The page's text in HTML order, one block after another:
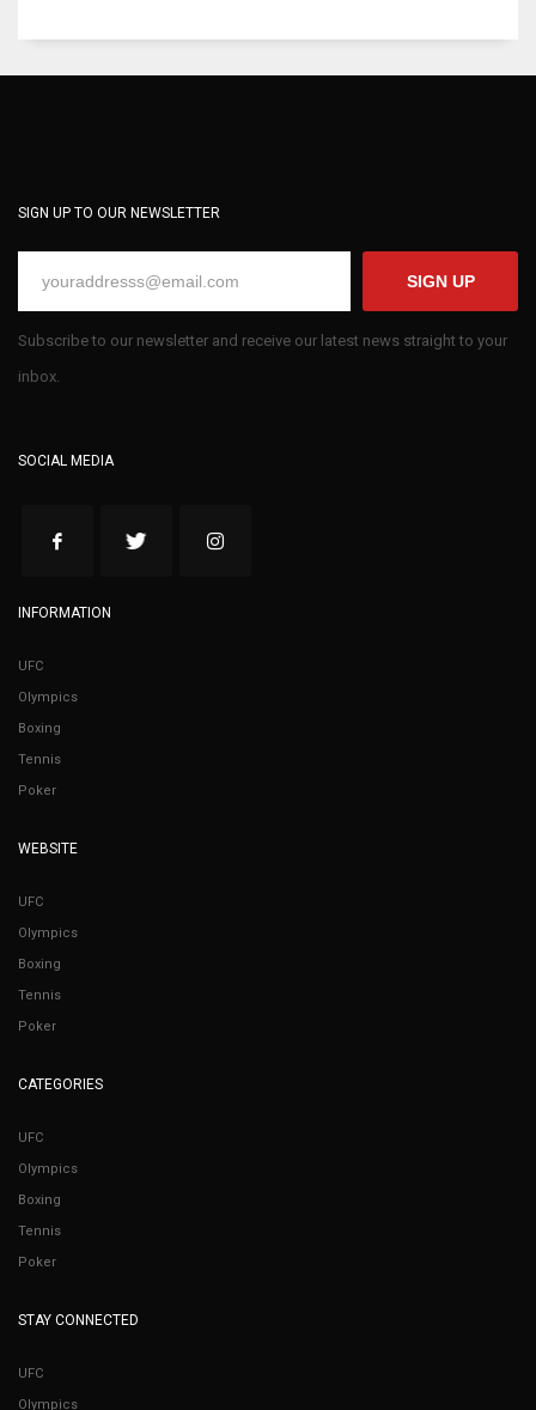
SIGN UP TO OUR NEWSLETTER
SIGN UP
Subscribe to our newsletter and receive our latest news straight to your
inbox.
SOCIAL MEDIA
INFORMATION
UFC
Olympics
Boxing
Tennis
Poker
WEBSITE
UFC
Olympics
Boxing
Tennis
Poker
CATEGORIES
UFC
Olympics
Boxing
Tennis
Poker
STAY CONNECTED
UFC
Olympics